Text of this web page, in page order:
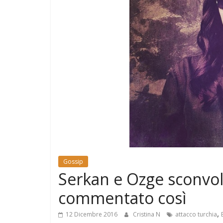
Gossip
Serkan e Ozge
commentato così
12 Dicembre 2016 Cristina N attacco turchia,